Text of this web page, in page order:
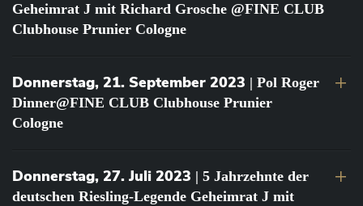
Geheimrat J mit Richard Grosche @FINE CLUB
Clubhouse Prunier Cologne
Donnerstag, 21. September 2023 | Pol Roger
Dinner@FINE CLUB Clubhouse Prunier
Cologne
Donnerstag, 27. Juli 2023 | 5 Jahrzehnte der
deutschen Riesling-Legende Geheimrat J mit